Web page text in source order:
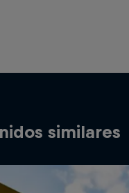
similares